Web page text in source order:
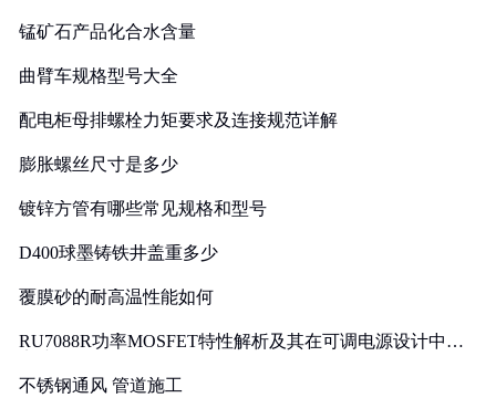
锰矿石产品化合水含量
曲臂车规格型号大全
配电柜母排螺栓力矩要求及连接规范详解
膨胀螺丝尺寸是多少
镀锌方管有哪些常见规格和型号
D400球墨铸铁井盖重多少
覆膜砂的耐高温性能如何
RU7088R功率MOSFET特性解析及其在可调电源设计中的
不锈钢通风 管道施工